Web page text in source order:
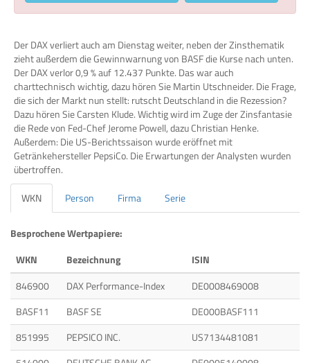
Der DAX verliert auch am Dienstag weiter, neben der Zinsthematik
zieht außerdem die Gewinnwarnung von BASF die Kurse nach unten.
Der DAX verlor 0,9 % auf 12.437 Punkte. Das war auch
charttechnisch wichtig, dazu hören Sie Martin Utschneider. Die Frage,
die sich der Markt nun stellt: rutscht Deutschland in die Rezession?
Dazu hören Sie Carsten Klude. Wichtig wird im Zuge der Zinsfantasie
die Rede von Fed-Chef Jerome Powell, dazu Christian Henke.
Außerdem: Die US-Berichtssaison wurde eröffnet mit
Getränkehersteller PepsiCo. Die Erwartungen der Analysten wurden
übertroffen.
WKN
Person Firma Serie
Besprochene Wertpapiere:
WKN
Bezeichnung
ISIN
846900
DAX Performance-Index
DE0008469008
BASF11
BASF SE
DE000BASF111
851995
PEPSICO INC.
US7134481081